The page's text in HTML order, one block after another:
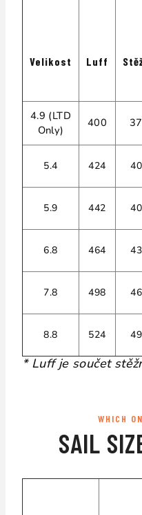
Velikost Luff
4.9 (LTD
Only)
400
5.4 424
5.9 442
6.8 464
7.8 498
8.8 524
* Luff je součet
WHICH
SAIL